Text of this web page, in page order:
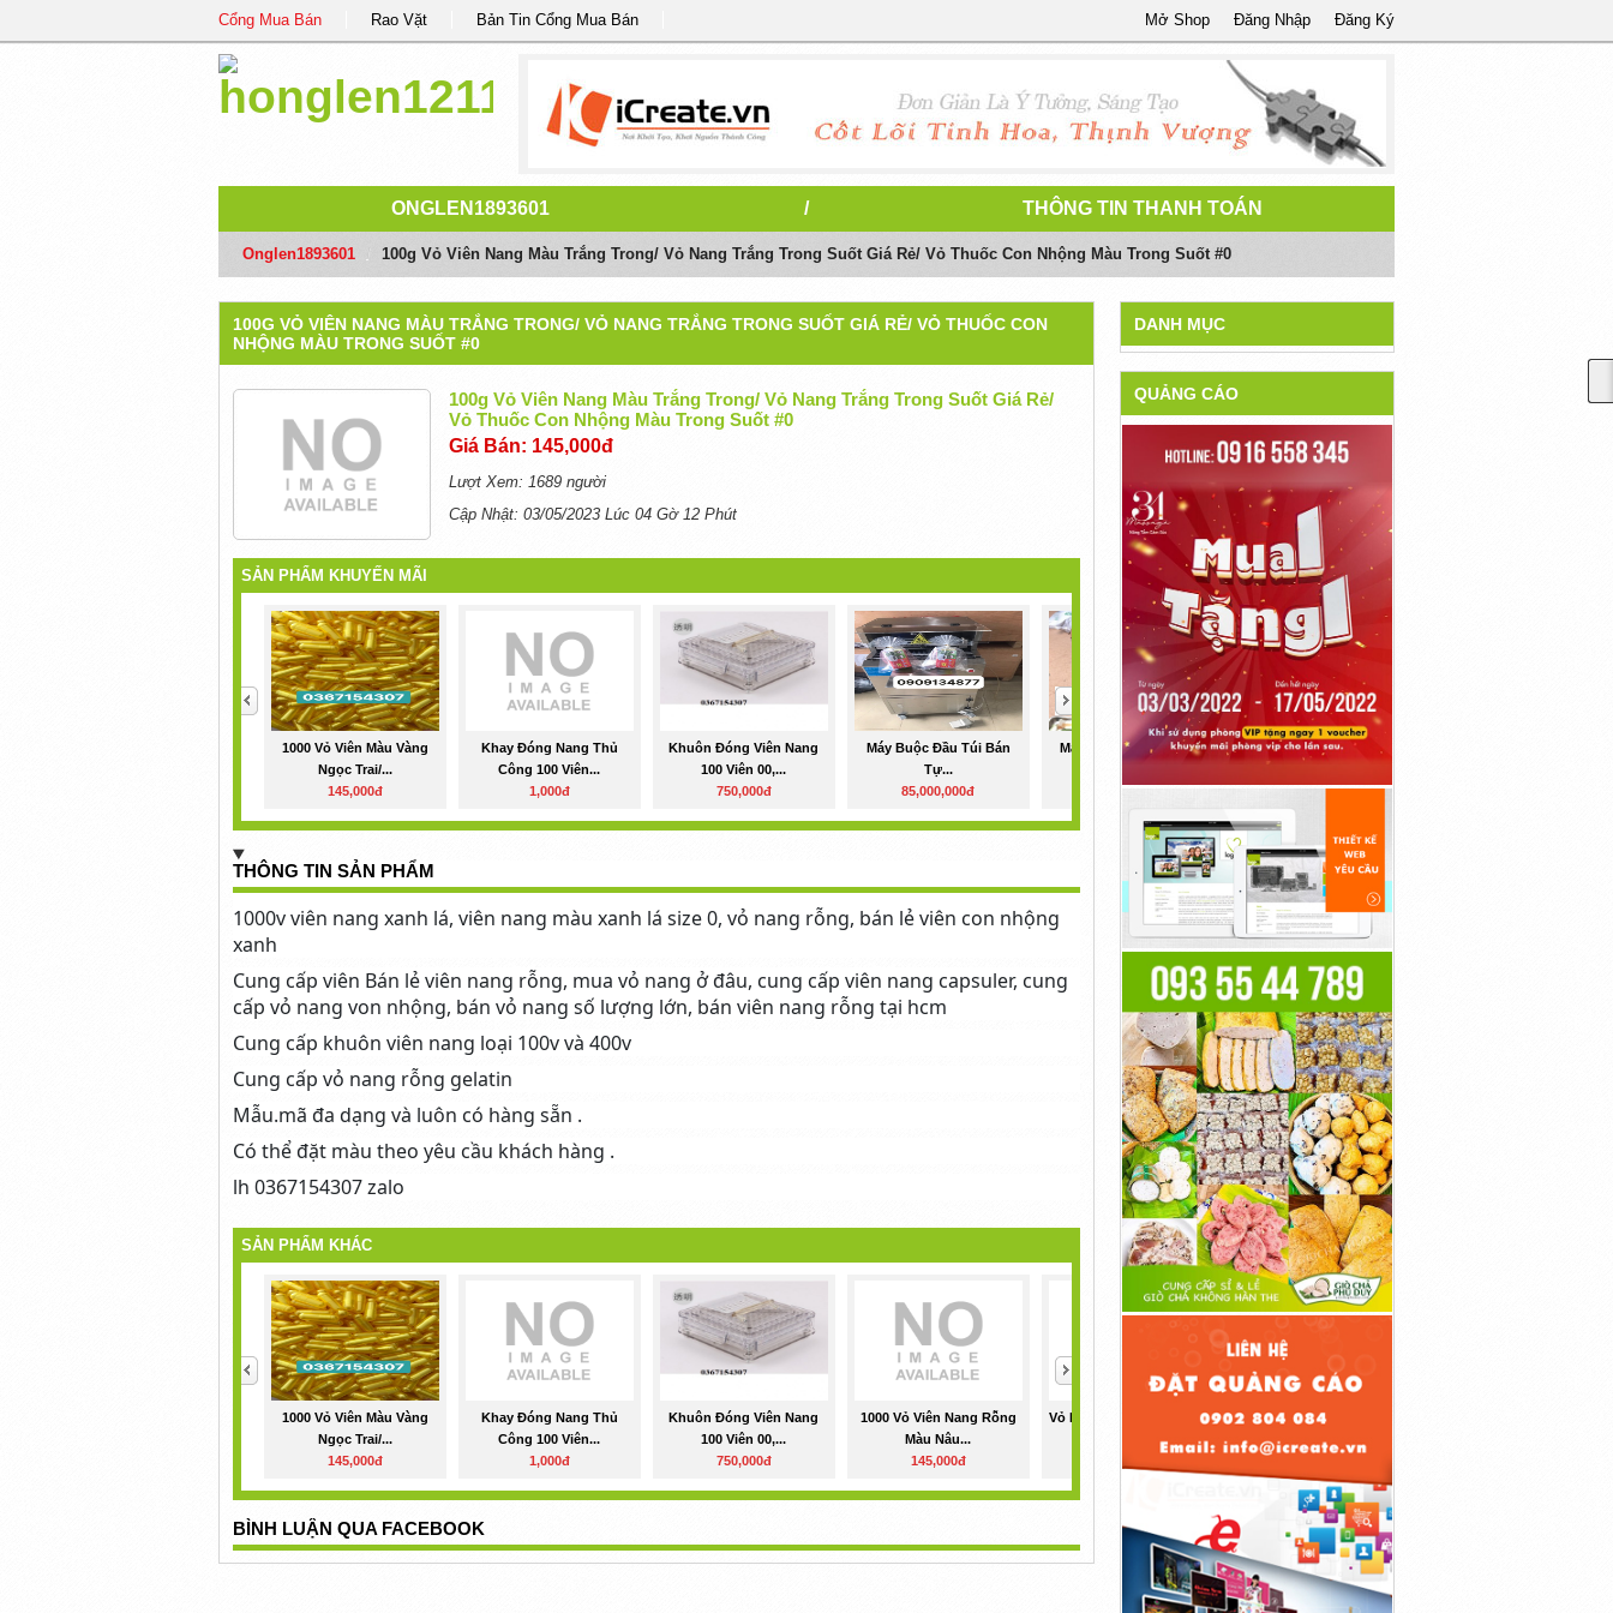
Cổng Mua Bán Rao Vặt Bản Tin Cổng Mua Bán Đăng Ký
Đăng Nhập
Mở Shop
ONGLEN1893601 / THÔNG TIN THANH TOÁN
Onglen1893601 100g Vỏ Viên Nang Màu Trắng Trong/ Vỏ Nang Trắng Trong Suốt Giá Rẻ/ Vỏ Thuốc Con Nhộng Màu Trong Suốt #0
100G VỎ VIÊN NANG MÀU TRẮNG TRONG/ VỎ NANG TRẮNG TRONG SUỐT GIÁ RẺ/ VỎ THUỐC CON
NHỘNG MÀU TRONG SUỐT #0
100g Vỏ Viên Nang Màu Trắng Trong/ Vỏ Nang Trắng Trong Suốt Giá Rẻ/
Vỏ Thuốc Con Nhộng Màu Trong Suốt #0
Giá Bán: 145,000đ
Lượt Xem: 1689 người
Cập Nhật: 03/05/2023 Lúc 04 Gờ 12 Phút
SẢN PHẨM KHUYẾN MÃI
1000 Vỏ Viên Màu Vàng
Ngọc Trai/...
145,000đ
Khay Đóng Nang Thủ
Công 100 Viên...
1,000đ
Khuôn Đóng Viên Nang
100 Viên 00,...
750,000đ
Máy Buộc Đầu Túi Bán
Tự...
85,000,000đ
Máy Cắt Nha Đam Nhạt
Máy Hàn Miệng Túi PE
32,000,000đ
>
THÔNG TIN SẢN PHẨM
1000v viên nang xanh lá, viên nang màu xanh lá size 0, vỏ nang rỗng, bán lẻ viên con nhộng
xanh
Cung cấp viên Bán lẻ viên nang rỗng, mua vỏ nang ở đâu, cung cấp viên nang capsuler, cung
cấp vỏ nang von nhộng, bán vỏ nang số lượng lớn, bán viên nang rỗng tại hcm
Cung cấp khuôn viên nang loại 100v và 400v
Cung cấp vỏ nang rỗng gelatin
Mẫu.mã đa dạng và luôn có hàng sẵn .
Có thể đặt màu theo yêu cầu khách hàng .
lh 0367154307 zalo
SẢN PHẨM KHÁC
1000 Vỏ Viên Màu Vàng
Ngọc Trai/...
145,000đ
Khay Đóng Nang Thủ
Công 100 Viên...
1,000đ
Khuôn Đóng Viên Nang
100 Viên 00,...
750,000đ
1000 Vỏ Viên Nang Rỗng
Màu Nâu...
145,000đ
Vỏ Nang Rỗng Màu Đỏ, Vỏ
1000 Viên Nang Rỗng Màu
Tím/ Vỏ...
BÌNH LUẬN QUA FACEBOOK
DANH MỤC
QUẢNG CÁO